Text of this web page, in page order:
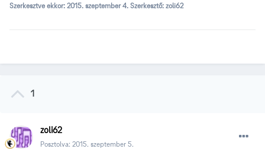
Szerkesztve ekkor: 2015. szeptember 4. Szerkesztő: zoli62
1
zoli62
Posztolva: 2015. szeptember 5.